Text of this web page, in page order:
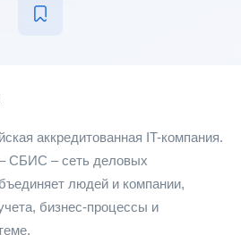
аккредитованная IT-компания.
СБИС – сеть деловых
людей и компании,
бизнес-процессы и